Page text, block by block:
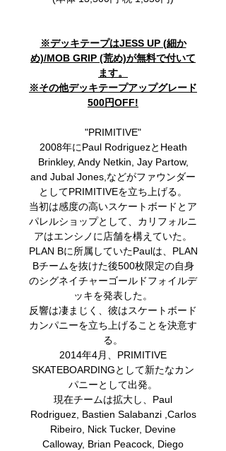
※デッキテープはJESS UP (細か
め)/MOB GRIP (荒め)が無料で付いて
ます。
※その他デッキテープアップグレード
500円OFF!
"PRIMITIVE"
2008年にPaul RodriguezとHeath
Brinkley, Andy Netkin, Jay Partow,
and Jubal Jones,などがファウンダー
としてPRIMITIVEを立ち上げる。
当初は感度の高いスケートボードとア
パレルショップとして、カリフォルニ
アはエンシノに店舗を構えていた。
PLAN Bに所属していたPaulは、PLAN
Bチームを抜けた後500枚限定の自身
のシグネイチャーゴールドフォイルデ
ッキを発表した。
反響は凄まじく、彼はスケートボード
カンパニーを立ち上げることを決意す
る。
2014年4月、PRIMITIVE
SKATEBOARDINGとして新たなカン
パニーとして出発。
現在チームは拡大し、Paul
Rodriguez, Bastien Salabanzi ,Carlos
Ribeiro, Nick Tucker, Devine
Calloway, Brian Peacock, Diego